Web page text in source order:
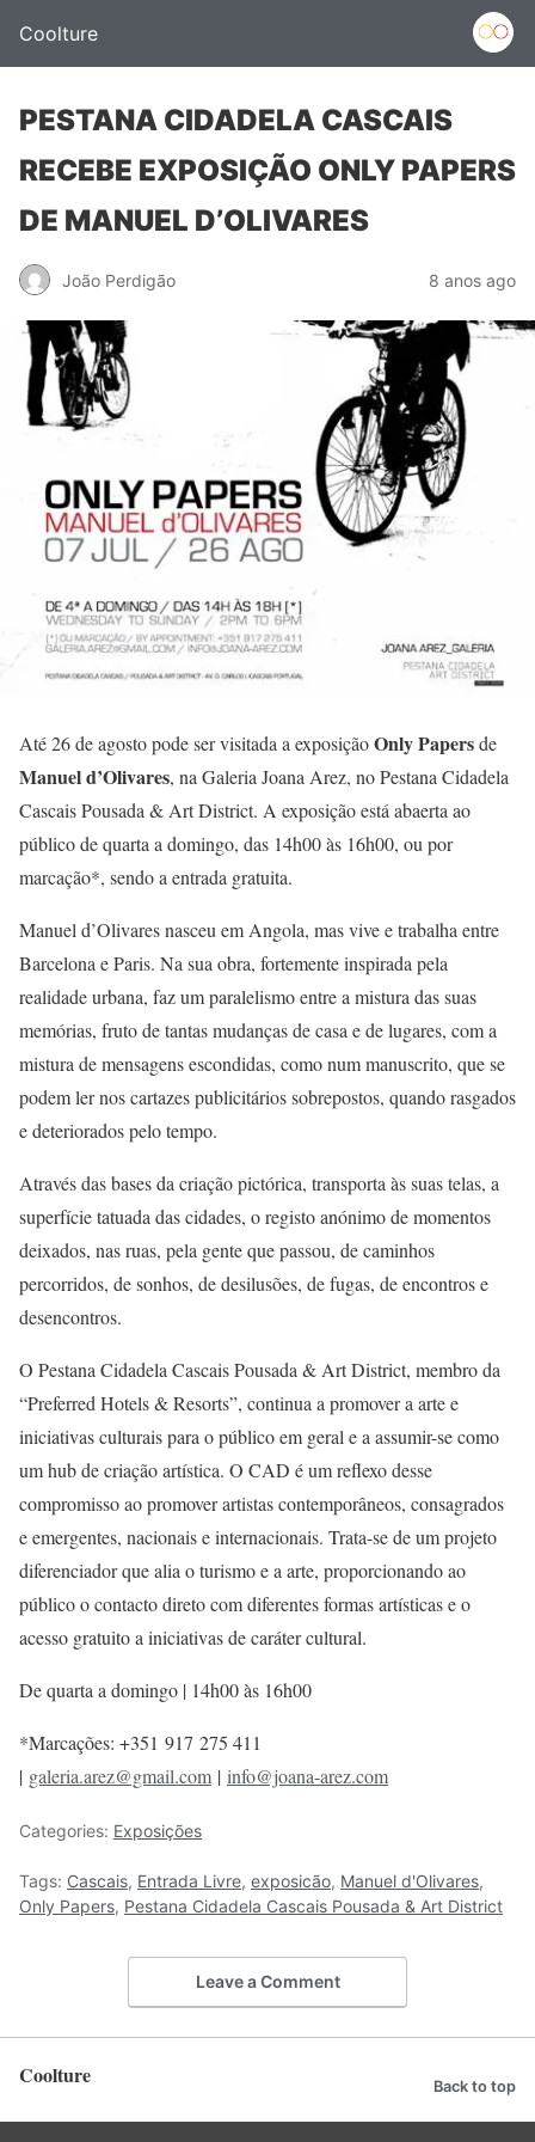
Coolture
PESTANA CIDADELA CASCAIS
RECEBE EXPOSIÇÃO ONLY PAPERS
DE MANUEL D’OLIVARES
João Perdigão 8 anos ago
Até 26 de agosto pode ser visitada a exposiçãoOnly Papersde
Manuel d’Olivares, na Galeria Joana Arez, no Pestana Cidadela
Cascais Pousada & Art District. A exposição está abaerta ao
público de quarta a domingo, das 14h00 às 16h00, ou por
marcação*, sendo a entrada gratuita.
Manuel d’Olivares nasceu em Angola, mas vive e trabalha entre
Barcelona e Paris. Na sua obra, fortemente inspirada pela
realidade urbana, faz um paralelismo entre a mistura das suas
memórias, fruto de tantas mudanças de casa e de lugares, com a
mistura de mensagens escondidas, como num manuscrito, que se
podem ler nos cartazes publicitários sobrepostos, quando rasgados
e deteriorados pelo tempo.
Através das bases da criação pictórica, transporta às suas telas, a
superfície tatuada das cidades, o registo anónimo de momentos
deixados, nas ruas, pela gente que passou, de caminhos
percorridos, de sonhos, de desilusões, de fugas, de encontros e
desencontros.
O Pestana Cidadela Cascais Pousada & Art District, membro da
“Preferred Hotels & Resorts”, continua a promover a arte e
iniciativas culturais para o público em geral e a assumir-se como
um hub de criação artística. O CAD é um reflexo desse
compromisso ao promover artistas contemporâneos, consagrados
e emergentes, nacionais e internacionais. Trata-se de um projeto
diferenciador que alia o turismo e a arte, proporcionando ao
público o contacto direto com diferentes formas artísticas e o
acesso gratuito a iniciativas de caráter cultural.
De quarta a domingo | 14h00 às 16h00
*Marcações: +351 917 275 411
| galeria.arez@gmail.com | info@joana-arez.com
Categories: Exposições
Tags: Cascais, Entrada Livre, exposicão, Manuel d'Olivares,
Only Papers, Pestana Cidadela Cascais Pousada & Art District
Leave a Comment
Coolture Back to top